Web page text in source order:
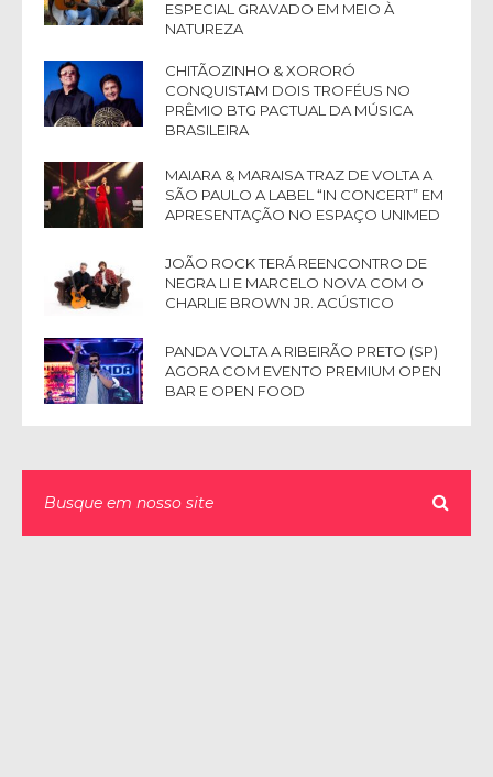
ESPECIAL GRAVADO EM MEIO À
NATUREZA
CHITÃOZINHO & XORORÓ
CONQUISTAM DOIS TROFÉUS NO
PRÊMIO BTG PACTUAL DA MÚSICA
BRASILEIRA
MAIARA & MARAISA TRAZ DE VOLTA A
SÃO PAULO A LABEL “IN CONCERT” EM
APRESENTAÇÃO NO ESPAÇO UNIMED
JOÃO ROCK TERÁ REENCONTRO DE
NEGRA LI E MARCELO NOVA COM O
CHARLIE BROWN JR. ACÚSTICO
PANDA VOLTA A RIBEIRÃO PRETO (SP)
AGORA COM EVENTO PREMIUM OPEN
BAR E OPEN FOOD